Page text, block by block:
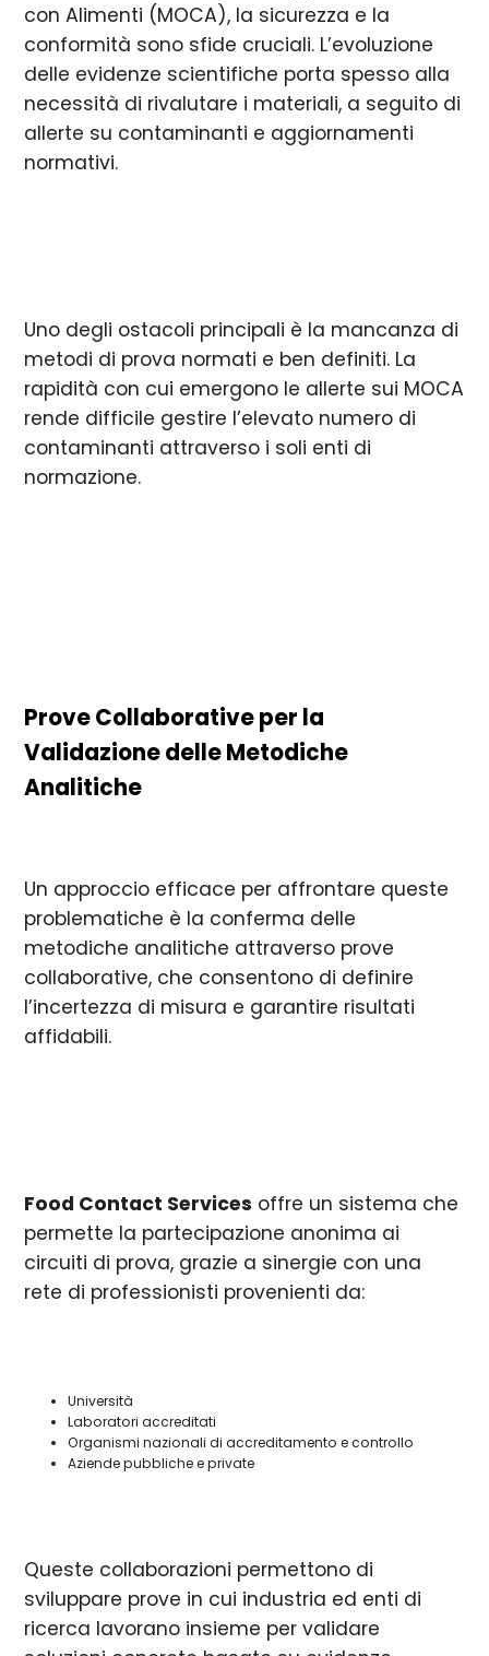
con Alimenti (MOCA), la sicurezza e la
conformità sono sfide cruciali. L’evoluzione
delle evidenze scientifiche porta spesso alla
necessità di rivalutare i materiali, a seguito di
allerte su contaminanti e aggiornamenti
normativi.
Uno degli ostacoli principali è la mancanza di
metodi di prova normati e ben definiti. La
rapidità con cui emergono le allerte sui MOCA
rende difficile gestire l’elevato numero di
contaminanti attraverso i soli enti di
normazione.
Prove Collaborative per la
Validazione delle Metodiche
Analitiche
Un approccio efficace per affrontare queste
problematiche è la conferma delle
metodiche analitiche attraverso prove
collaborative, che consentono di definire
l’incertezza di misura e garantire risultati
affidabili.
Food Contact Services offre un sistema che
permette la partecipazione anonima ai
circuiti di prova, grazie a sinergie con una
rete di professionisti provenienti da:
Università
Laboratori accreditati
Organismi nazionali di accreditamento e controllo
Aziende pubbliche e private
Queste collaborazioni permettono di
sviluppare prove in cui industria ed enti di
ricerca lavorano insieme per validare